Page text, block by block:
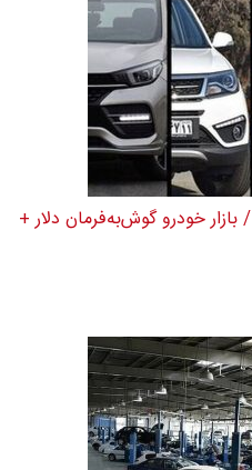
قیمت خودرو امروز 30 تیر 1405 / بازار خودرو گوش‌به‌فرمان دلار +